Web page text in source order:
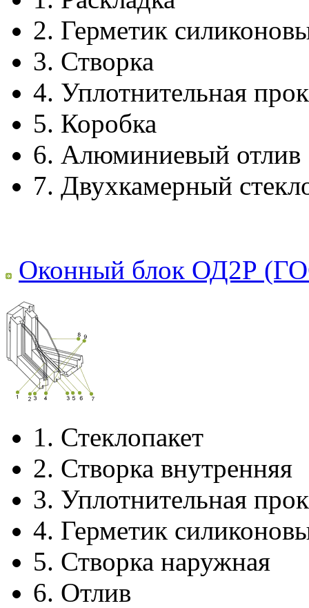
2. Герметик
3. Створка
4. Уплотнительная
5. Коробка
6. Алюминиевый отлив
7. Двухкамерный
Оконный блок ОД2Р
1. Стеклопакет
2. Створка внутренняя
3. Уплотнительная
4. Герметик
5. Створка наружная
6. Отлив